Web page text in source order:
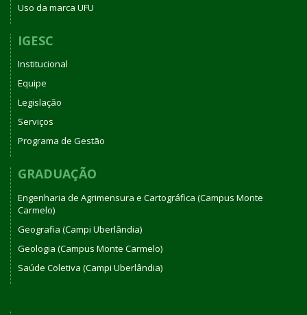
Uso da marca UFU
IGESC
Institucional
Equipe
Legislação
Serviços
Programa de Gestão
GRADUAÇÃO
Engenharia de Agrimensura e Cartográfica (Campus Monte
Carmelo)
Geografia (Campi Uberlândia)
Geologia (Campus Monte Carmelo)
Saúde Coletiva (Campi Uberlândia)